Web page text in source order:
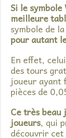
Si le
meilleure
symbole de
pour autant
En effet,
des tours
joueur ayant
pièces de
Ce très
joueurs, qui
découvrir